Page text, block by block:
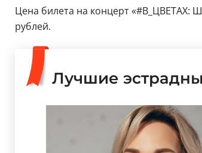
Цена билета на концерт «#В_ЦВЕТАХ:
рублей.
Лучшие